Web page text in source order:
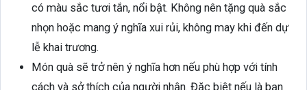
có màu sắc tươi tắn, nổi bật. Không nên tặng quà sắc
nhọn hoặc mang ý nghĩa xui rủi, không may khi đến dự
lễ khai trương.
Món quà sẽ trở nên ý nghĩa hơn nếu phù hợp với tính
cách và sở thích của người nhận. Đặc biệt nếu là bạn